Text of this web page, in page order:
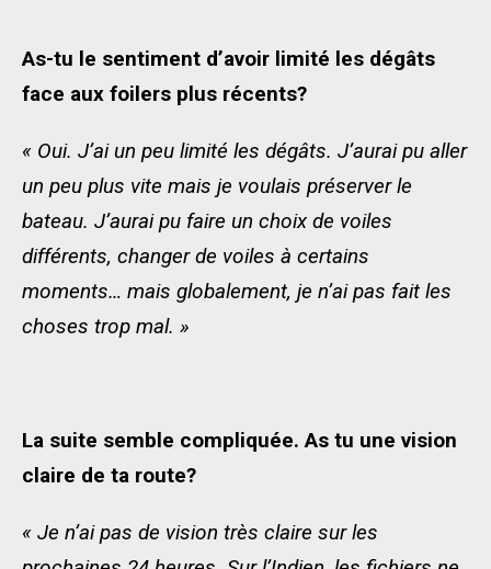
As-tu le sentiment d’avoir limité les dégâts
face aux foilers plus récents?
« Oui. J’ai un peu limité les dégâts. J’aurai pu aller
un peu plus vite mais je voulais préserver le
bateau. J’aurai pu faire un choix de voiles
différents, changer de voiles à certains
moments… mais globalement, je n’ai pas fait les
choses trop mal. »
La suite semble compliquée. As tu une vision
claire de ta route?
« Je n’ai pas de vision très claire sur les